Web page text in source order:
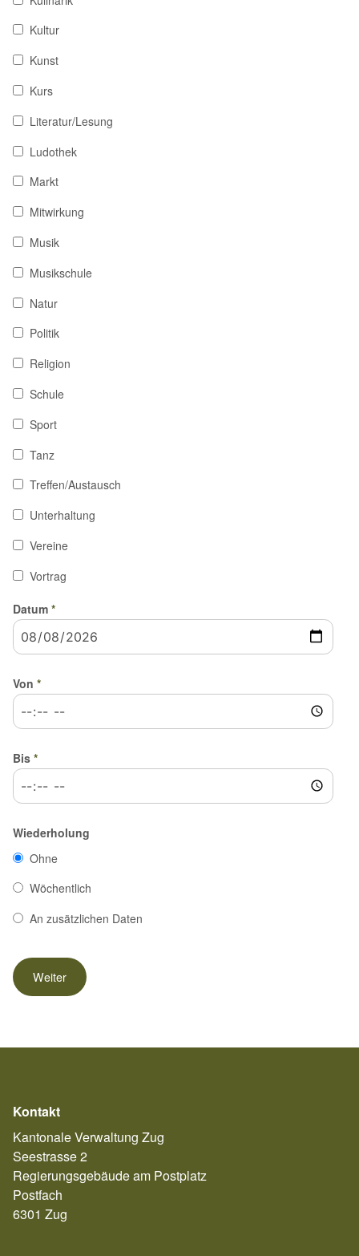
Kultur
Kunst
Kurs
Literatur/Lesung
Ludothek
Markt
Mitwirkung
Musik
Musikschule
Natur
Politik
Religion
Schule
Sport
Tanz
Treffen/Austausch
Unterhaltung
Vereine
Vortrag
Datum *
Von *
Bis *
Wiederholung
Ohne
Wöchentlich
An zusätzlichen Daten
Kontakt
Kantonale Verwaltung Zug
Seestrasse 2
Regierungsgebäude am Postplatz
Postfach
6301 Zug